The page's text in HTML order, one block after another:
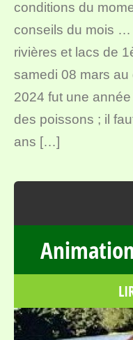
conditions du
conseils du mois …
rivières et lacs de
samedi 08 mars
2024 fut une
des poissons ; il
ans […]